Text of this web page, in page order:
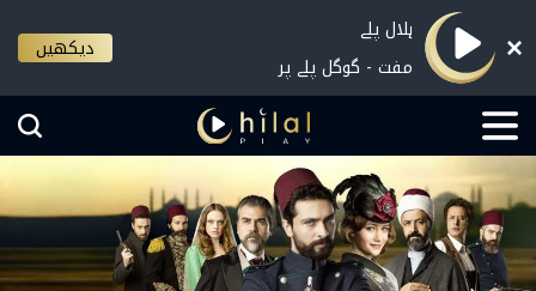
ہلال پلے
مفت - گوگل پلے پر
دیکھیں